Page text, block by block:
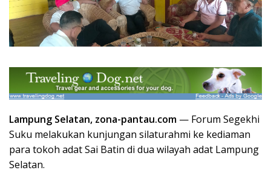
Lampung Selatan, zona-pantau.com — Forum Segekhi
Suku melakukan kunjungan silaturahmi ke kediaman
para tokoh adat Sai Batin di dua wilayah adat Lampung
Selatan.